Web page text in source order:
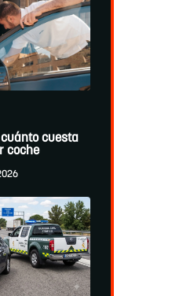
cuánto cuesta
coche